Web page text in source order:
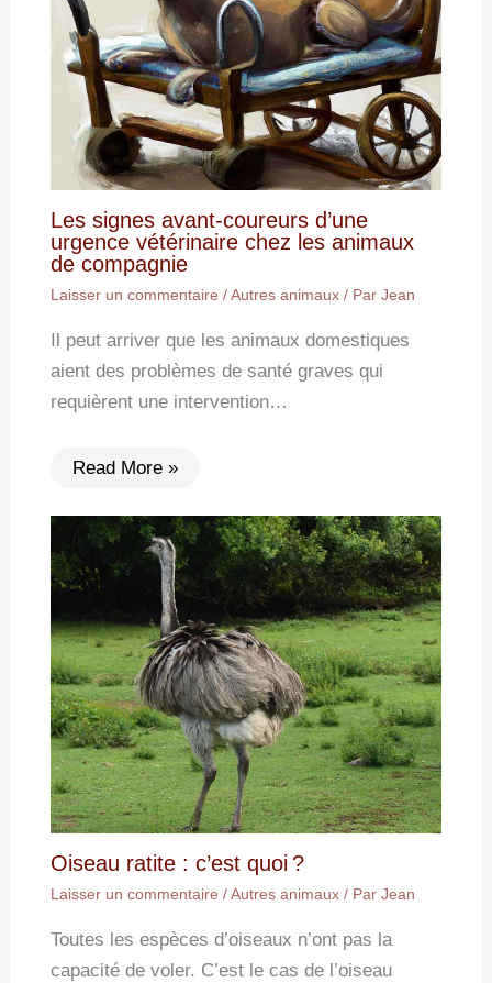
Les signes avant-coureurs d’une
urgence vétérinaire chez les animaux
de compagnie
Laisser un commentaire /Autres animaux/ Par Jean
Il peut arriver que les animaux domestiques
aient des problèmes de santé graves qui
requièrent une intervention…
Read More »
Oiseau ratite : c’est quoi ?
Laisser un commentaire /Autres animaux/ Par Jean
Toutes les espèces d’oiseaux n’ont pas la
capacité de voler. C’est le cas de l’oiseau